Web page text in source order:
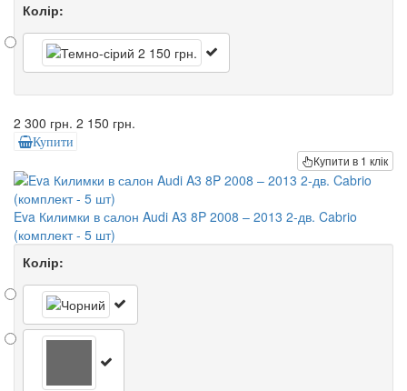
Колір:
2 300 грн. 2 150 грн.
Купити
Купити в 1 клік
Eva Килимки в салон Audi A3 8P 2008 – 2013 2-дв. Cabrio
(комплект - 5 шт)
Колір: